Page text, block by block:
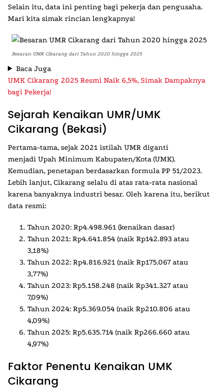
Selain itu, data ini penting bagi pekerja dan pengusaha.
Mari kita simak rincian lengkapnya!
Besaran UMR Cikarang dari Tahun 2020 hingga 2025
Baca Juga
UMK Cikarang 2025 Resmi Naik 6,5%, Simak Dampaknya
bagi Pekerja!
Sejarah Kenaikan UMR/UMK
Cikarang (Bekasi)
Pertama-tama, sejak 2021 istilah UMR diganti
menjadi Upah Minimum Kabupaten/Kota (UMK).
Kemudian, penetapan berdasarkan formula PP 51/2023.
Lebih lanjut, Cikarang selalu di atas rata-rata nasional
karena banyaknya industri besar. Oleh karena itu, berikut
data resmi:
Tahun 2020: Rp4.498.961 (kenaikan dasar)
Tahun 2021: Rp4.641.854 (naik Rp142.893 atau
3,18%)
Tahun 2022: Rp4.816.921 (naik Rp175.067 atau
3,77%)
Tahun 2023: Rp5.158.248 (naik Rp341.327 atau
7,09%)
Tahun 2024: Rp5.369.054 (naik Rp210.806 atau
4,09%)
Tahun 2025: Rp5.635.714 (naik Rp266.660 atau
4,97%)
Faktor Penentu Kenaikan UMK
Cikarang